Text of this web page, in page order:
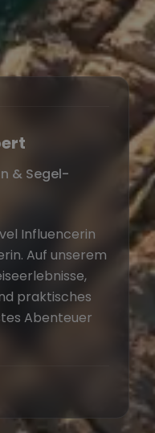
& Segel-
Influencerin
Auf unserem
praktisches
Abenteuer